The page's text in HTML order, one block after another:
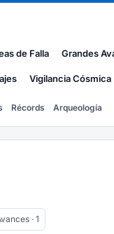
de Falla Grandes
Vigilancia Cósmica
Récords Arqueología
· 1